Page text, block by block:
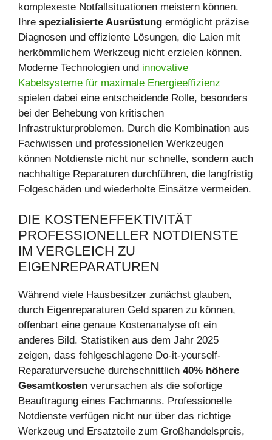
komplexeste Notfallsituationen meistern können.
Ihre spezialisierte Ausrüstung ermöglicht präzise
Diagnosen und effiziente Lösungen, die Laien mit
herkömmlichem Werkzeug nicht erzielen können.
Moderne Technologien und innovative
Kabelsysteme für maximale Energieeffizienz
spielen dabei eine entscheidende Rolle, besonders
bei der Behebung von kritischen
Infrastrukturproblemen. Durch die Kombination aus
Fachwissen und professionellen Werkzeugen
können Notdienste nicht nur schnelle, sondern auch
nachhaltige Reparaturen durchführen, die langfristig
Folgeschäden und wiederholte Einsätze vermeiden.
DIE KOSTENEFFEKTIVITÄT
PROFESSIONELLER NOTDIENSTE
IM VERGLEICH ZU
EIGENREPARATUREN
Während viele Hausbesitzer zunächst glauben,
durch Eigenreparaturen Geld sparen zu können,
offenbart eine genaue Kostenanalyse oft ein
anderes Bild. Statistiken aus dem Jahr 2025
zeigen, dass fehlgeschlagene Do-it-yourself-
Reparaturversuche durchschnittlich 40% höhere
Gesamtkosten verursachen als die sofortige
Beauftragung eines Fachmanns. Professionelle
Notdienste verfügen nicht nur über das richtige
Werkzeug und Ersatzteile zum Großhandelspreis,